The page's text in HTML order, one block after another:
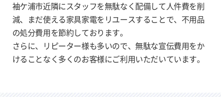
袖ケ浦市近隣にスタッフを無駄なく配備して人件費を削
減、まだ使える家具家電をリユースすることで、不用品
の処分費用を節約しております。
さらに、リピーター様も多いので、無駄な宣伝費用をか
けることなく多く のお客様にご利用いただいています。